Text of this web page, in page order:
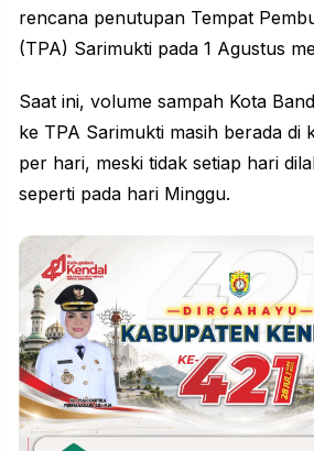
rencana penutupan Tempat
(TPA) Sarimukti pada 1 Agustus
Saat ini, volume sampah Kota
ke TPA Sarimukti masih berada di
per hari, meski tidak setiap hari
seperti pada hari Minggu.